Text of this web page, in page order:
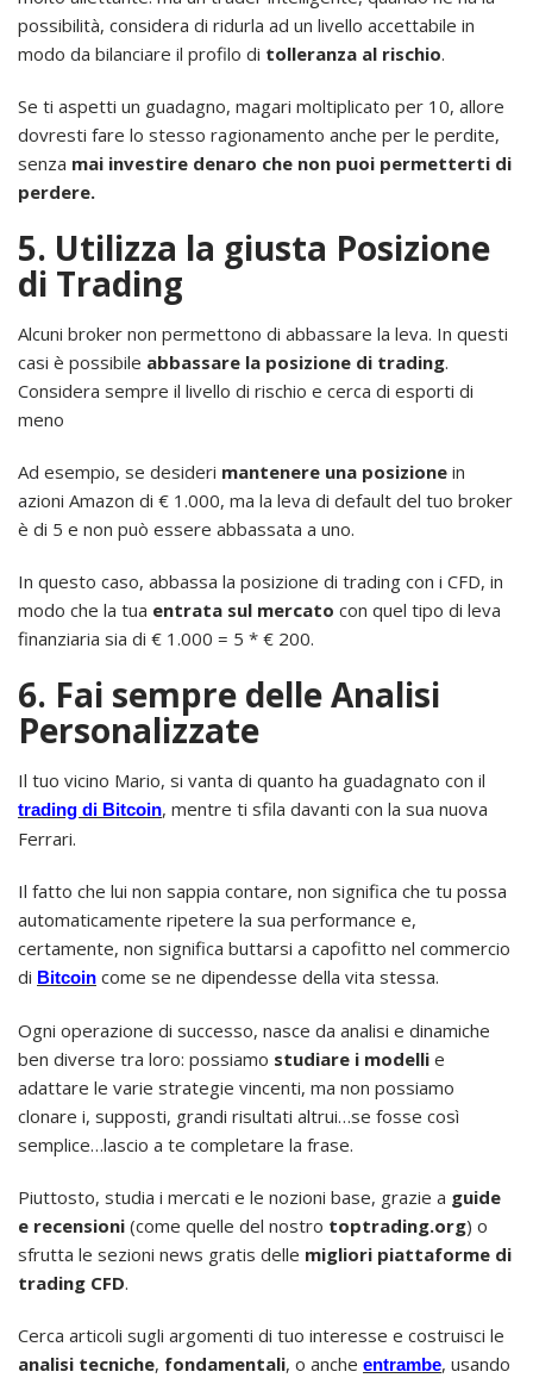
possibilità, considera di ridurla ad un livello accettabile in
modo da bilanciare il profilo di tolleranza al rischio.
Se ti aspetti un guadagno, magari moltiplicato per 10, allore
dovresti fare lo stesso ragionamento anche per le perdite,
senza mai investire denaro che non puoi permetterti di
perdere.
5. Utilizza la giusta Posizione
di Trading
Alcuni broker non permettono di abbassare la leva. In questi
casi è possibile abbassare la posizione di trading.
Considera sempre il livello di rischio e cerca di esporti di
meno
Ad esempio, se desideri mantenere una posizione in
azioni Amazon di € 1.000, ma la leva di default del tuo broker
è di 5 e non può essere abbassata a uno.
In questo caso, abbassa la posizione di trading con i CFD, in
modo che la tua entrata sul mercato con quel tipo di leva
finanziaria sia di € 1.000 = 5 * € 200.
6. Fai sempre delle Analisi
Personalizzate
Il tuo vicino Mario, si vanta di quanto ha guadagnato con il
trading di Bitcoin, mentre ti sfila davanti con la sua nuova
Ferrari.
Il fatto che lui non sappia contare, non significa che tu possa
automaticamente ripetere la sua performance e,
certamente, non significa buttarsi a capofitto nel commercio
di Bitcoin come se ne dipendesse della vita stessa.
Ogni operazione di successo, nasce da analisi e dinamiche
ben diverse tra loro: possiamo studiare i modelli e
adattare le varie strategie vincenti, ma non possiamo
clonare i, supposti, grandi risultati altrui…se fosse così
semplice…lascio a te completare la frase.
Piuttosto, studia i mercati e le nozioni base, grazie a guide
e recensioni (come quelle del nostro toptrading.org) o
sfrutta le sezioni news gratis delle migliori piattaforme di
trading CFD.
Cerca articoli sugli argomenti di tuo interesse e costruisci le
analisi tecniche, fondamentali, o anche entrambe, usando